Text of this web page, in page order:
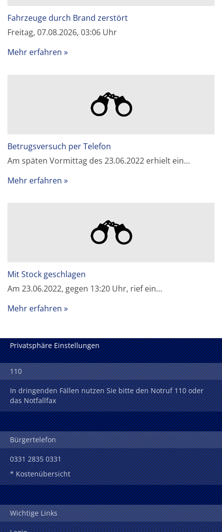
Fahrzeuge durch Brand zerstört
Freitag, 07.08.2026, 03:06 Uhr
Mehr erfahren
Betrugsversuch per Telefon
Am späten Vormittag des 23.06.2022 erhielt ein…
Mehr erfahren
Mit Stock geschlagen
Am 23.06.2022, gegen 13:20 Uhr, rief ein…
Mehr erfahren
Privatsphäre Einstellungen
110
In dringenden Fällen nutzen Sie bitte den Notruf 110 oder
das Notfallfax
Bürgertelefon
0331 2835 0331
* Kostenübersicht
Wichtige Links